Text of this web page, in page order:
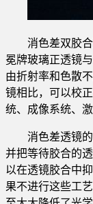
消色差双胶
冕牌玻璃正透镜
由折射率和色散
镜相比，可以校
统、成像系统、
消色差透镜
并把等待胶合的
以在透镜胶合中
果不进行这些工